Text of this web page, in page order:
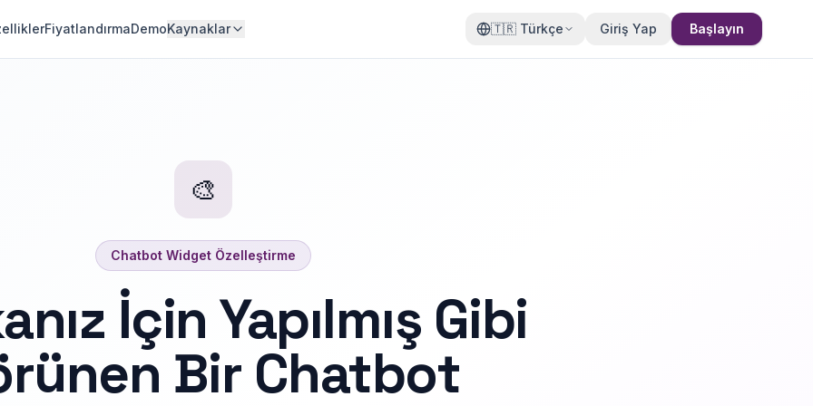
FiyatlandırmaDemoKaynaklar 🇹🇷 Türkçe Giriş Yap Başlayın
🎨
Chatbot Widget Özelleştirme
İçin Yapılmış Gibi
Bir Chatbot